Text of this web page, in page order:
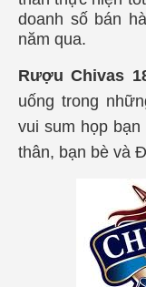
doanh số bán
năm qua.
Rượu Chivas
uống trong
vui sum họp
thân, bạn bè và